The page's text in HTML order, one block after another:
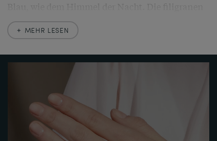
des Sputnik, aber auch die Skelettbauten der
haben. Nicht umsonst gewann 1967 eine Brosche
mit dem Namen „Kosmos“ den Preis für das
Juwel des Jahres.
Auch der hier vorliegende Ring verkörpert diesen
futuristischen Geschmack. Subtil modernisiert er
MEHR LESEN